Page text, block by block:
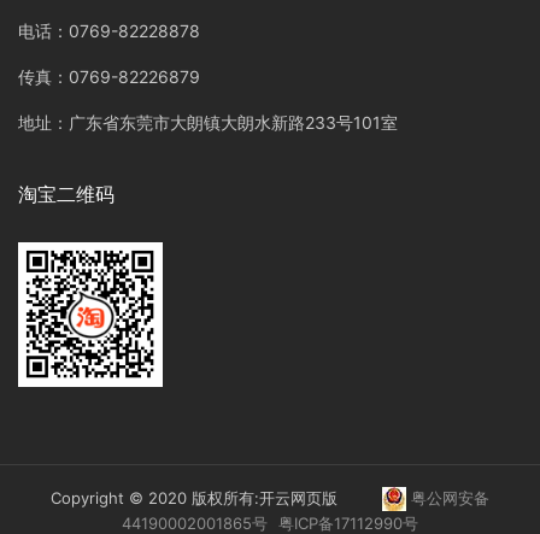
电话：0769-82228878
传真：0769-82226879
地址：广东省东莞市大朗镇大朗水新路233号101室
淘宝二维码
Copyright © 2020 版权所有:开云网页版
粤公网安备
44190002001865号 粤ICP备17112990号